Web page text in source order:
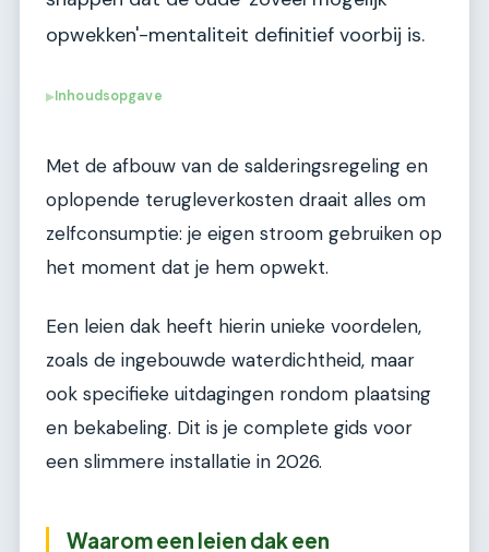
opwekken'-mentaliteit definitief voorbij is.
▶Inhoudsopgave
Met de afbouw van de salderingsregeling en
oplopende terugleverkosten draait alles om
zelfconsumptie: je eigen stroom gebruiken op
het moment dat je hem opwekt.
Een leien dak heeft hierin unieke voordelen,
zoals de ingebouwde waterdichtheid, maar
ook specifieke uitdagingen rondom plaatsing
en bekabeling. Dit is je complete gids voor
een slimmere installatie in 2026.
Waarom een leien dak een